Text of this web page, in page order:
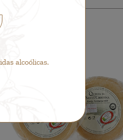
alcoólicas.